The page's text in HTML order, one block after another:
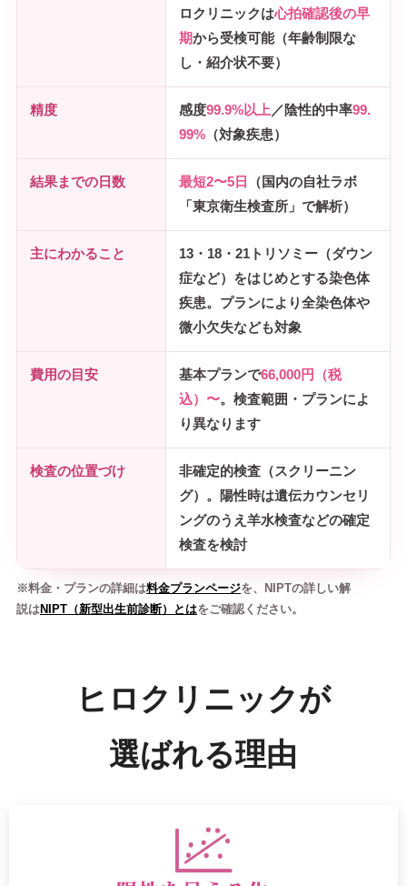
ロクリニックは心拍確認後の早
期から受検可能（年齢制限な
し・紹介状不要）
精度 感度99.9%以上／陰性的中率99.
99% （対象疾患）
結果までの日数 最短2〜5日
（国内の自社ラボ
「東京衛生検査所」で解析）
主にわかること
13・18・21トリソミー（ダウン
症など）をはじめとする染色体
疾患。プランにより全染色体や
微小欠失なども対象
費用の目安 基本プランで66,000円（税
込）〜。検査範囲・プランによ
り異なります
検査の位置づけ
非確定的検査（スクリーニン
グ）。陽性時は遺伝カウンセリ
ングのうえ羊水検査などの確定
検査を検討
※料金・プランの詳細は料金プランページを、NIPTの詳しい解
説はNIPT（新型出生前診断）とはをご確認ください。
ヒロクリニックが
選ばれる理由